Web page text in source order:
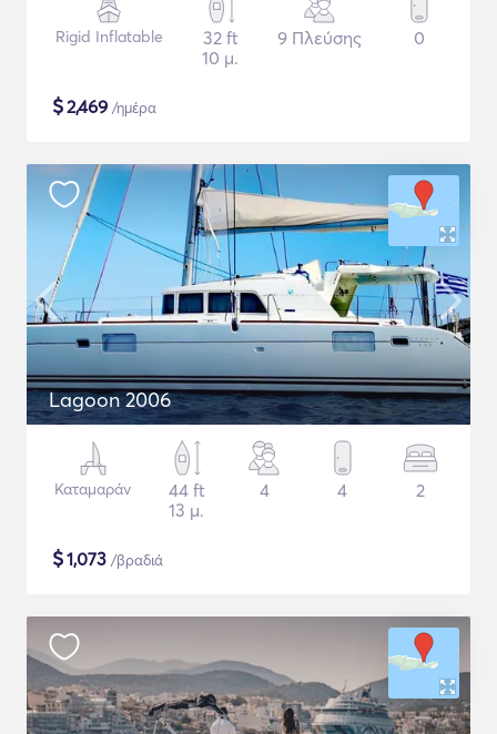
Rigid Inflatable
32 ft
10 μ.
9 Πλεύσης 0
$2,469 /ημέρα
Lagoon 2006
Καταμαράν
44 ft
13 μ.
4 4 2
$1,073 /βραδιά